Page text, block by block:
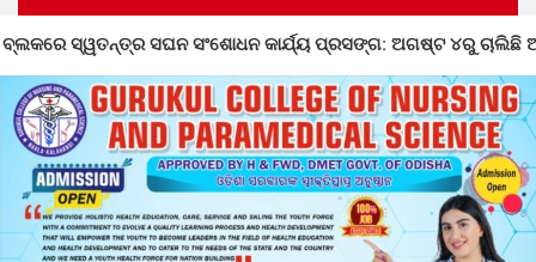
କାର୍ଯ୍ୟ ପ୍ରସଙ୍ଗ: ଅଗଷ୍ଟ ୪ରୁ ଚାଲିଛି ଅସଙ୍ଗତି ସଂଶୋଧନ